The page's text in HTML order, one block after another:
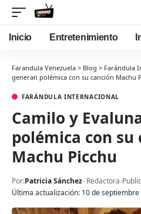
Inicio Entretenimiento
Farandula Venezuela > Blog > Farándula
generan polémica con su canción Machu
FARÁNDULA INTERNACIONAL
Camilo y
polémica con su
Machu Picchu
Última actualización: 10 de septiembre
Por:Patricia Sánchez- Redactora